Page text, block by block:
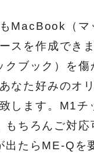
MacBook（マ
スを作成でき
ブック）を傷
なた好みのオ
します。M1チ
ちろんご対応
出たらME-Qを